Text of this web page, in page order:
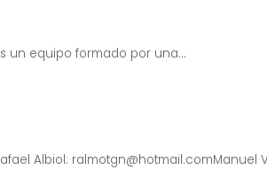
un equipo formado por una...
Albiol: ralmotgn@hotmail.comManuel